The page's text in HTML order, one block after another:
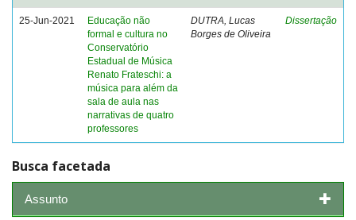
25-Jun-2021
Educação não
formal e cultura no
Conservatório
Estadual de Música
Renato Frateschi: a
música para além da
sala de aula nas
narrativas de quatro
professores
DUTRA, Lucas
Borges de Oliveira
Dissertação
Busca facetada
Assunto